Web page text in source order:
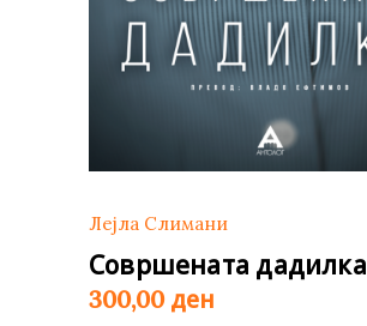
Лејла Слимани
Совршената дадилка
300,00 ден